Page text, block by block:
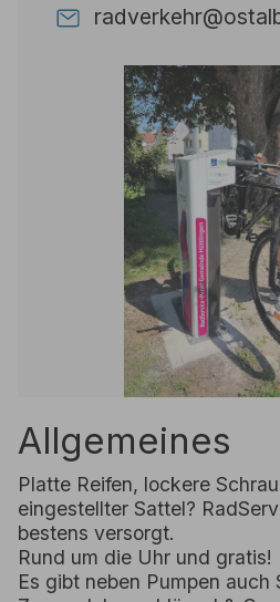
Allgemeines
Platte Reifen, lockere
eingestellter Sattel?
bestens versorgt.
Rund um die Uhr und gratis!
Es gibt neben Pumpen auch